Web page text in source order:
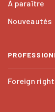
À paraître
Nouveautés
Foreign